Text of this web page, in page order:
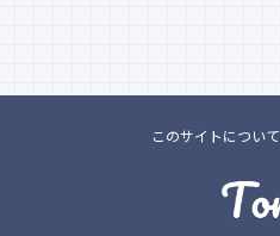
このサイトについて